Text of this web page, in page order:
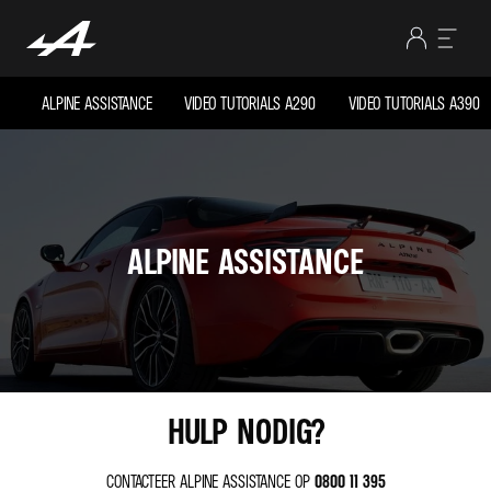
ALPINE ASSISTANCE VIDEO TUTORIALS A290 VIDEO TUTORIALS A390
ALPINE ASSISTANCE
HULP NODIG?
CONTACTEER ALPINE ASSISTANCE OP 0800 11 395